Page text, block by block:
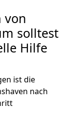
von
solltest
Hilfe
ist die
nach